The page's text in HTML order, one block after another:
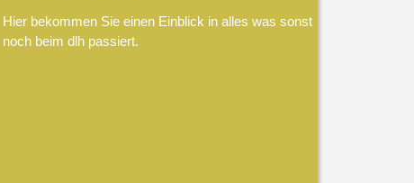
Hier bekommen Sie einen Einblick in alles was sonst
noch beim dlh passiert.